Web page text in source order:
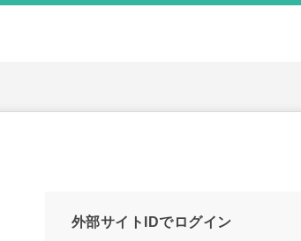
外部サイトIDでログイン